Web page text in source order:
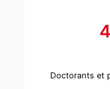
Doctorants et